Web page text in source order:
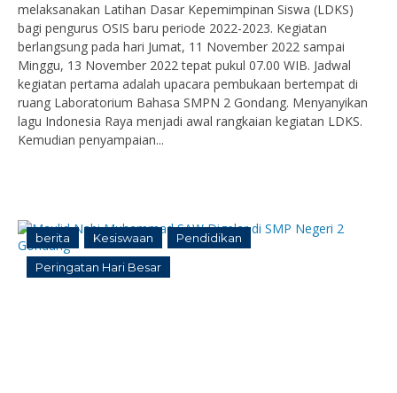
melaksanakan Latihan Dasar Kepemimpinan Siswa (LDKS)
bagi pengurus OSIS baru periode 2022-2023. Kegiatan
berlangsung pada hari Jumat, 11 November 2022 sampai
Minggu, 13 November 2022 tepat pukul 07.00 WIB. Jadwal
kegiatan pertama adalah upacara pembukaan bertempat di
ruang Laboratorium Bahasa SMPN 2 Gondang. Menyanyikan
lagu Indonesia Raya menjadi awal rangkaian kegiatan LDKS.
Kemudian penyampaian...
berita Kesiswaan Pendidikan
Peringatan Hari Besar